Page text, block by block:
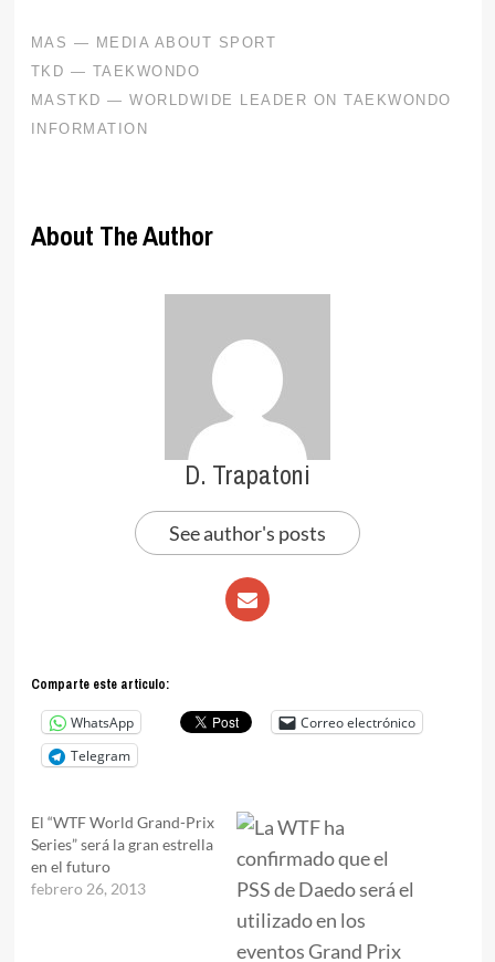
About The Author
D. Trapatoni
See author's posts
Comparte este articulo:
WhatsApp
Correo electrónico
Telegram
El “WTF World Grand-Prix
Series” será la gran estrella
en el futuro
febrero 26, 2013